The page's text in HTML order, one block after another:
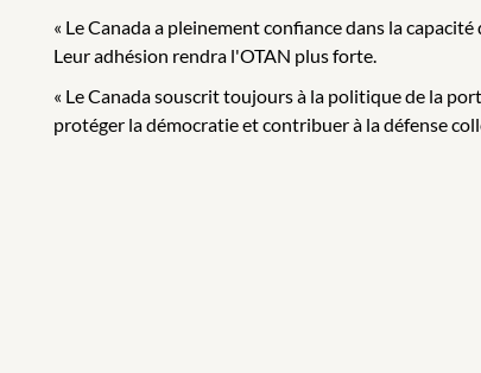
« Le Canada a pleinement confiance dans la
Leur adhésion rendra l'OTAN plus forte.
« Le Canada souscrit toujours à la politique de la
protéger la démocratie et contribuer à la défense